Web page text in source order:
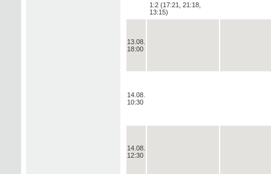
1:2 (17:21, 21:18,
13:15)
13.08.
18:00
14.08.
10:30
14.08.
12:30